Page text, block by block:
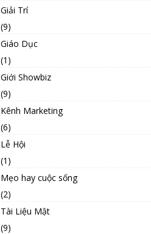
Giải Trí
(9)
Giáo Dục
(1)
Giới Showbiz
(9)
Kênh Marketing
(6)
Lễ Hội
(1)
Mẹo hay cuộc sống
(2)
Tài Liệu Mật
(9)